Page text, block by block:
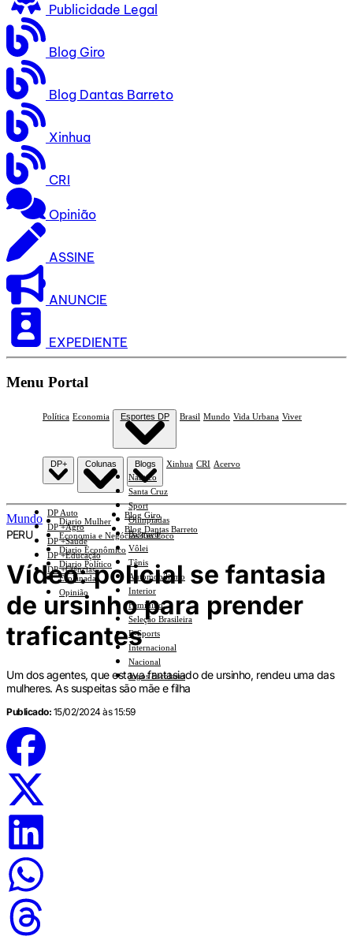
Publicidade Legal
Blog Giro
Blog Dantas Barreto
Xinhua
CRI
Opinião
ASSINE
ANUNCIE
EXPEDIENTE
Menu Portal
Política Economia Esportes DP
Náutico
Santa Cruz
Sport
Olimpíadas
Basquete
Vôlei
Tênis
Automobilismo
Interior
Feminino
Seleção Brasileira
E-Sports
Internacional
Nacional
Jogos Escolares
Brasil Mundo Vida Urbana Viver
DP+
DP Auto
DP +Agro
DP +Saúde
DP +Educação
DP +Ciências
Colunas
Diario Mulher
Economia e Negócios Em Foco
Diario Econômico
Diario Político
Esplanada
Opinião
Blogs
Blog Giro
Blog Dantas Barreto
Xinhua CRI Acervo
Mundo
PERU
Vídeo: policial se fantasia
de ursinho para prender
traficantes
Um dos agentes, que estava fantasiado de ursinho, rendeu uma das
mulheres. As suspeitas são mãe e filha
Publicado: 15/02/2024 às 15:59